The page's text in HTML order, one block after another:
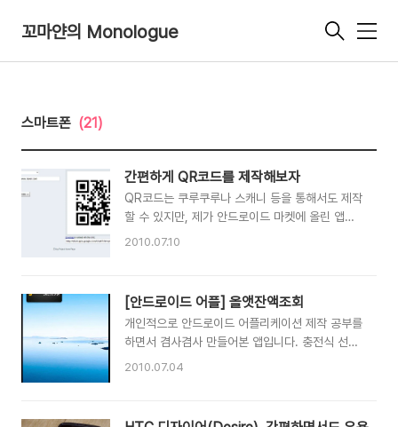
꼬마얀의 Monologue
메
스마트폰 (21)
간편하게 QR코드를 제작해보자
QR코드는 쿠루쿠루나 스캐니 등을 통해서도 제작
할 수 있지만, 제가 안드로이드 마켓에 올린 앱을
바로 찾아갈 수 있는 코드가 필요했습니다. 앞서
은 간단합니다. 위 사이트로 접속하셔서 위쪽의
Contents 를 URL로 변경후, 원하시는 URL을
입력하고 generate 버튼을 눌러주기만 하면 됩
니다. 그러면 QR 코드가 생성되고 그걸 가져다가
2010.07.10
[안드로이드 어플] 올앳잔액조회
개인적으로 안드로이드 어플리케이션 제작 공부를
하면서 겸사겸사 만들어본 앱입니다. 충전식 선불
카드인 올앳카드의 현재 잔액을 조회하여 위젯으
2010.07.04